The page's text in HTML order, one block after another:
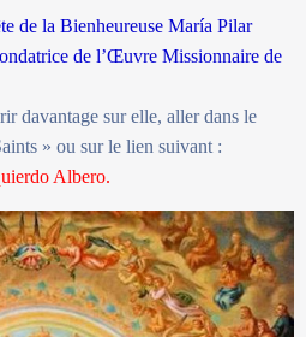
de la Bienheureuse María Pilar
de l’Œuvre Missionnaire de
davantage sur elle, aller dans le
» ou sur le lien suivant :
Albero.